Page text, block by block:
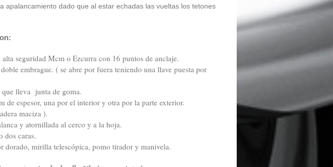
apalancamiento dado que al estar echadas las vueltas los tetones
seguridad Mcm o Ezcurra con 16 puntos de anclaje.
embrague. ( se abre por fuera teniendo una llave puesta por
que lleva junta de goma.
de espesor, una por el interior y otra por la parte exterior.
maciza ).
y atornillada al cerco y a la hoja.
dos caras.
dorado, mirilla telescópica, pomo tirador y manivela.